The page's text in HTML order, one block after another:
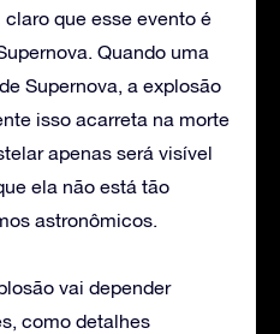
que esse evento é
Quando uma
Supernova, a explosão
isso acarreta na morte
apenas será visível
ela não está tão
astronômicos.
vai depender
como detalhes